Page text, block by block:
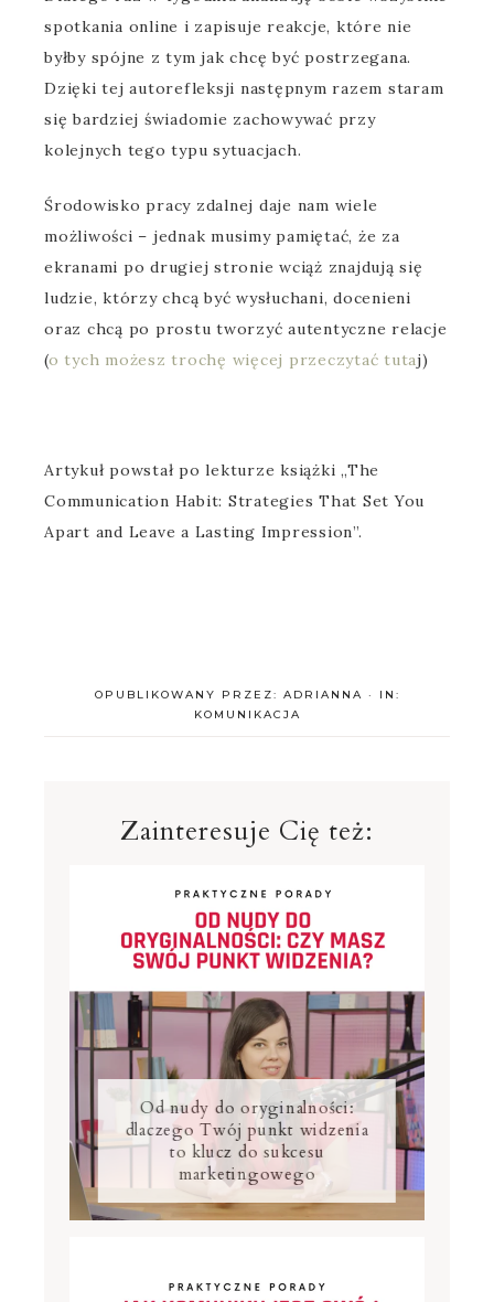
spotkania online i zapisuje reakcje, które nie
byłby spójne z tym jak chcę być postrzegana.
Dzięki tej autorefleksji następnym razem staram
się bardziej świadomie zachowywać przy
kolejnych tego typu sytuacjach.
Środowisko pracy zdalnej daje nam wiele
możliwości – jednak musimy pamiętać, że za
ekranami po drugiej stronie wciąż znajdują się
ludzie, którzy chcą być wysłuchani, docenieni
oraz chcą po prostu tworzyć autentyczne relacje
(o tych możesz trochę więcej przeczytać tutaj)
Artykuł powstał po lekturze książki „The
Communication Habit: Strategies That Set You
Apart and Leave a Lasting Impression”.
OPUBLIKOWANY PRZEZ: ADRIANNA ·
IN:
KOMUNIKACJA
Zainteresuje Cię też:
Od nudy do oryginalności:
dlaczego Twój punkt widzenia
to klucz do sukcesu
marketingowego